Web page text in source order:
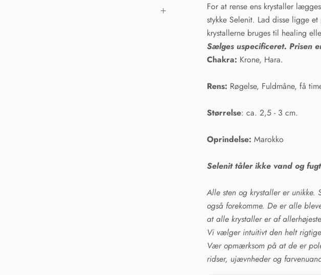
For at rense ens krystaller
stykke Selenit. Lad disse ligge
krystallerne bruges til healing
Sælges uspecificeret. Prisen
Chakra: Krone, Hara.
Rens: Røgelse, Fuldmåne, få
Størrelse: ca. 2,5 - 3 cm.
Oprindelse: Marokko
Selenit tåler ikke vand og
Alle sten og krystaller er
også forekomme. De er alle
at alle krystaller er af
Vi vælger intuitivt den helt
Vær opmærksom på at de er
ridser, ujævnheder og